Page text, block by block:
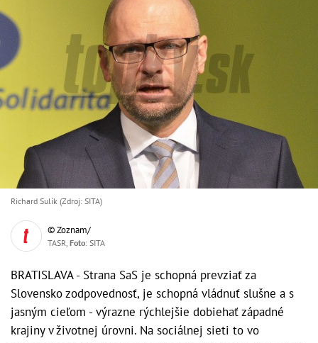
Richard Sulík (Zdroj: SITA)
© Zoznam/
TASR, Foto: SITA
BRATISLAVA - Strana SaS je schopná prevziať za
Slovensko zodpovednosť, je schopná vládnuť slušne a s
jasným cieľom - výrazne rýchlejšie dobiehať západné
krajiny v životnej úrovni. Na sociálnej sieti to vo